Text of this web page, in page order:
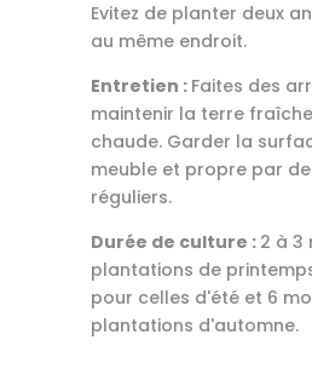
Evitez de planter deux
au même endroit.
Entretien : Faites des
maintenir la terre
chaude. Garder la
meuble et propre par
réguliers.
Durée de culture : 2 à 3
plantations de
pour celles d'été et 6
plantations d'automne.